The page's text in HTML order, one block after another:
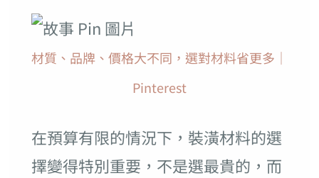
材質、品牌、價格大不同，選對材料省更多｜
Pinterest
在預算有限的情況下，裝潢材料的選
擇變得特別重要，不是選最貴的，而